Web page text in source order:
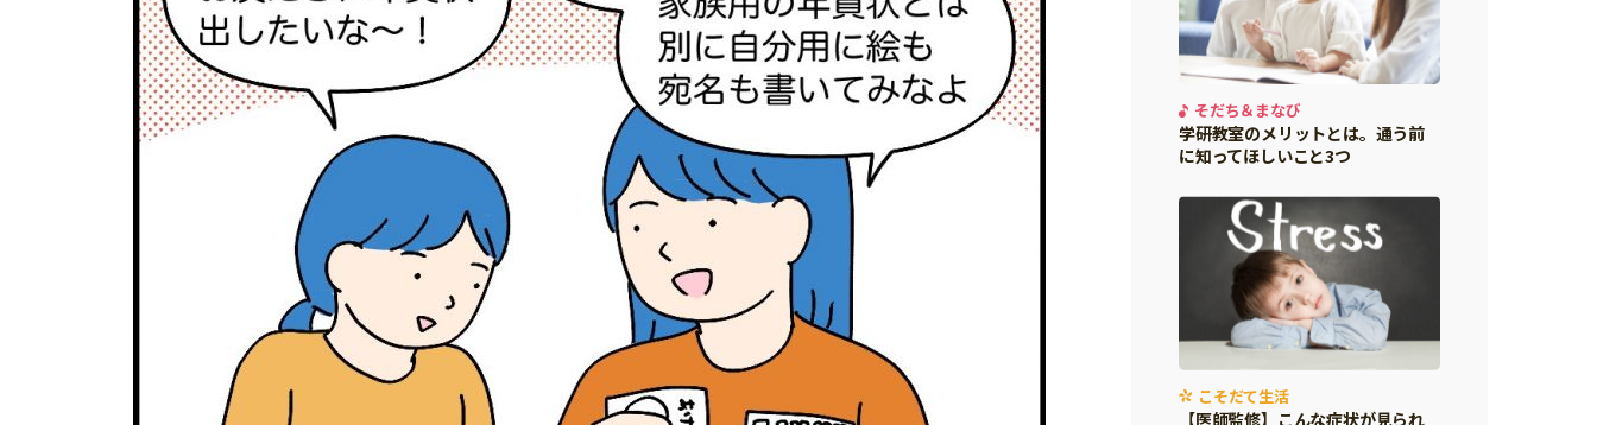
そだち＆まなび
学研教室のメリットとは。通う前
に知ってほしいこと3つ
こそだて生活
【医師監修】こんな症状が見られ